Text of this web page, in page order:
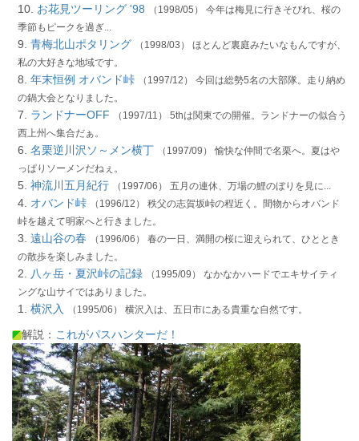
10. お花見ツーリング '98
（1998/05） 今年は梅見に行きそびれ、桜の
季節もピークを過ぎ...
9. 青梅北山ポタリング
（1998/03） ほとんど裏庭みたいなもんですが、
私の大好きな地域です。
8. 年末恒例 オバンド峠
（1997/12） 今回は総勢5名の大部隊。走り納め
の鍋大会となりました。
7. ランドナーOFF
（1997/11） 5thは関東での開催。ランドナーの似合う
西上州へ集合だぁ。
6. 名栗逆川沢ソ～メン横丁
（1997/09） 愉快な仲間で名栗へ。夏はや
っぱりソーメンだねぇ。
5. 神流川五月紀行 （1997/06） 五月の連休、万場の鯉のぼりを見に...
4. オバンド峠
（1996/12） 秩父の志賀坂峠の程近く。間物からオバンド
峠を越えて明家へと行きました。
3. 遠山谷の春
（1996/06） 春の一日、満開の桜に迎えられて、ひととき
の散歩を楽しみました。
2. 八ヶ岳・夏沢峠の記録
（1995/09） なかなかハードでエキサイティ
ングな山サイではありました。
1. 横沢入 （1995/06） 横沢入は、五日市にある貴重な自然です。
解説： これがパスハンターだ！